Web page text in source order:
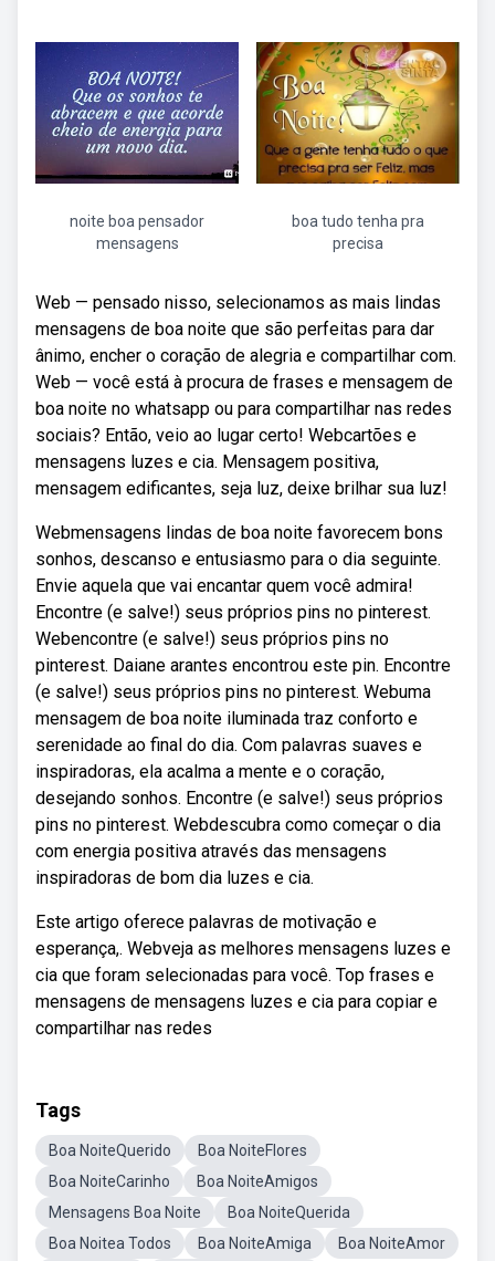
noite boa pensador
mensagens
boa tudo tenha pra
precisa
Web — pensado nisso, selecionamos as mais lindas
mensagens de boa noite que são perfeitas para dar
ânimo, encher o coração de alegria e compartilhar com.
Web — você está à procura de frases e mensagem de
boa noite no whatsapp ou para compartilhar nas redes
sociais? Então, veio ao lugar certo! Webcartões e
mensagens luzes e cia. Mensagem positiva,
mensagem edificantes, seja luz, deixe brilhar sua luz!
Webmensagens lindas de boa noite favorecem bons
sonhos, descanso e entusiasmo para o dia seguinte.
Envie aquela que vai encantar quem você admira!
Encontre (e salve!) seus próprios pins no pinterest.
Webencontre (e salve!) seus próprios pins no
pinterest. Daiane arantes encontrou este pin. Encontre
(e salve!) seus próprios pins no pinterest. Webuma
mensagem de boa noite iluminada traz conforto e
serenidade ao final do dia. Com palavras suaves e
inspiradoras, ela acalma a mente e o coração,
desejando sonhos. Encontre (e salve!) seus próprios
pins no pinterest. Webdescubra como começar o dia
com energia positiva através das mensagens
inspiradoras de bom dia luzes e cia.
Este artigo oferece palavras de motivação e
esperança,. Webveja as melhores mensagens luzes e
cia que foram selecionadas para você. Top frases e
mensagens de mensagens luzes e cia para copiar e
compartilhar nas redes
Tags
Boa NoiteQuerido
Boa NoiteFlores
Boa NoiteCarinho
Boa NoiteAmigos
Mensagens Boa Noite
Boa NoiteQuerida
Boa Noitea Todos
Boa NoiteAmiga Boa NoiteAmor